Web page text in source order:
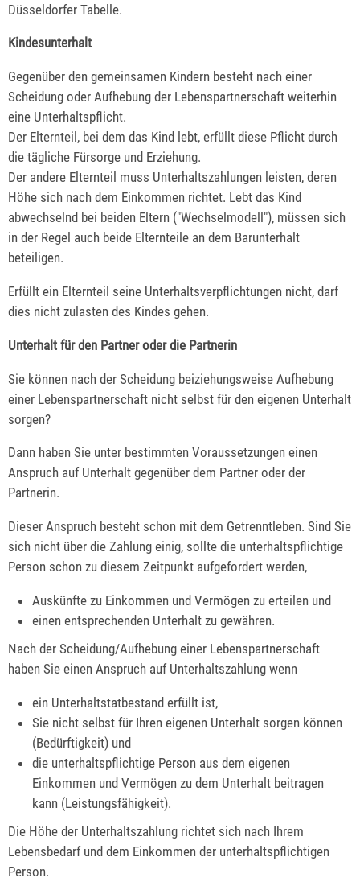
Düsseldorfer Tabelle.
Kindesunterhalt
Gegenüber den gemeinsamen Kindern besteht nach einer
Scheidung oder Aufhebung der Lebenspartnerschaft weiterhin
eine Unterhaltspflicht.
Der Elternteil, bei dem das Kind lebt, erfüllt diese Pflicht durch
die tägliche Fürsorge und Erziehung.
Der andere Elternteil muss Unterhaltszahlungen leisten, deren
Höhe sich nach dem Einkommen richtet. Lebt das Kind
abwechselnd bei beiden Eltern ("Wechselmodell"), müssen sich
in der Regel auch beide Elternteile an dem Barunterhalt
beteiligen.
Erfüllt ein Elternteil seine Unterhaltsverpflichtungen nicht, darf
dies nicht zulasten des Kindes gehen.
Unterhalt für den Partner oder die Partnerin
Sie können nach der Scheidung beiziehungsweise Aufhebung
einer Lebenspartnerschaft nicht selbst für den eigenen Unterhalt
sorgen?
Dann haben Sie unter bestimmten Voraussetzungen einen
Anspruch auf Unterhalt gegenüber dem Partner oder der
Partnerin.
Dieser Anspruch besteht schon mit dem Getrenntleben. Sind Sie
sich nicht über die Zahlung einig, sollte die unterhaltspflichtige
Person schon zu diesem Zeitpunkt aufgefordert werden,
Auskünfte zu Einkommen und Vermögen zu erteilen und
einen entsprechenden Unterhalt zu gewähren.
Nach der Scheidung/Aufhebung einer Lebenspartnerschaft
haben Sie einen Anspruch auf Unterhaltszahlung wenn
ein Unterhaltstatbestand erfüllt ist,
Sie nicht selbst für Ihren eigenen Unterhalt sorgen können
(Bedürftigkeit) und
die unterhaltspflichtige Person aus dem eigenen
Einkommen und Vermögen zu dem Unterhalt beitragen
kann (Leistungsfähigkeit).
Die Höhe der Unterhaltszahlung richtet sich nach Ihrem
Lebensbedarf und dem Einkommen der unterhaltspflichtigen
Person.